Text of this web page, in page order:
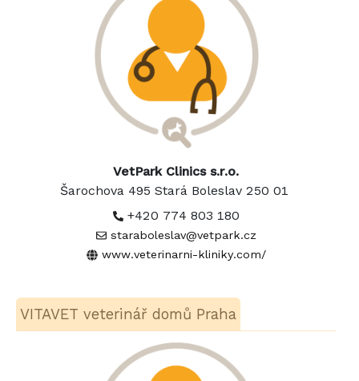
VetPark Clinics s.r.o.
Šarochova 495 Stará Boleslav 250 01
+420 774 803 180
staraboleslav@vetpark.cz
www.veterinarni-kliniky.com/
VITAVET veterinář domů Praha